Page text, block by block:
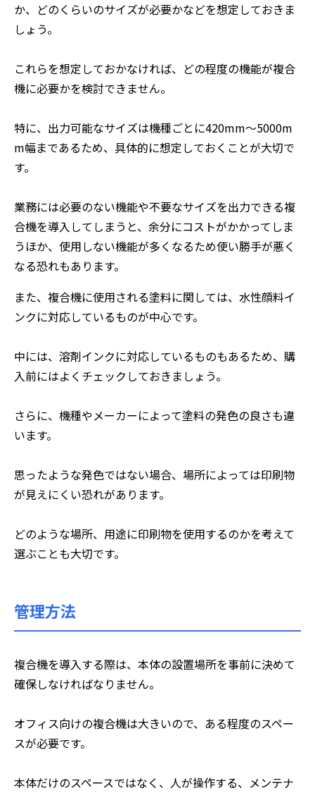
か、どのくらいのサイズが必要かなどを想定しておきま
しょう。
これらを想定しておかなければ、どの程度の機能が複合
機に必要かを検討できません。
特に、出力可能なサイズは機種ごとに420mm〜5000m
m幅まであるため、具体的に想定しておくことが大切で
す。
業務には必要のない機能や不要なサイズを出力できる複
合機を導入してしまうと、余分にコストがかかってしま
うほか、使用しない機能が多くなるため使い勝手が悪く
なる恐れもあります。
また、複合機に使用される塗料に関しては、水性顔料イ
ンクに対応しているものが中心です。
中には、溶剤インクに対応しているものもあるため、購
入前にはよくチェックしておきましょう。
さらに、機種やメーカーによって塗料の発色の良さも違
います。
思ったような発色ではない場合、場所によっては印刷物
が見えにくい恐れがあります。
どのような場所、用途に印刷物を使用するのかを考えて
選ぶことも大切です。
管理方法
複合機を導入する際は、本体の設置場所を事前に決めて
確保しなければなりません。
オフィス向けの複合機は大きいので、ある程度のスペー
スが必要です。
本体だけのスペースではなく、人が操作する、メンテナ